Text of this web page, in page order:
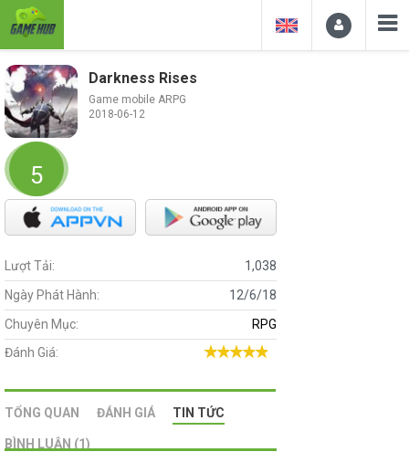
Darkness Rises
Game mobile ARPG
2018-06-12
5
Lượt Tải:
1,038
Ngày Phát Hành:
12/6/18
Chuyên Mục:
RPG
Đánh Giá:
TỔNG QUAN ĐÁNH GIÁ TIN TỨC
BÌNH LUẬN (1)